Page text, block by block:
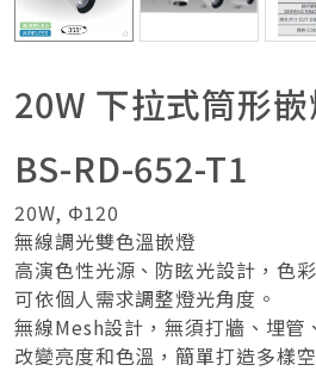
20W 下拉式筒形
BS-RD-652-T1
20W, Φ120
無線調光雙色溫嵌燈
高演色性光源、防眩光設計，色
可依個人需求調整燈光角度。
無線Mesh設計，無須打牆、埋管
改變亮度和色溫，簡單打造多樣